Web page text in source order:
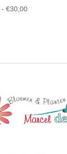
- €30,00Prijsklasse: